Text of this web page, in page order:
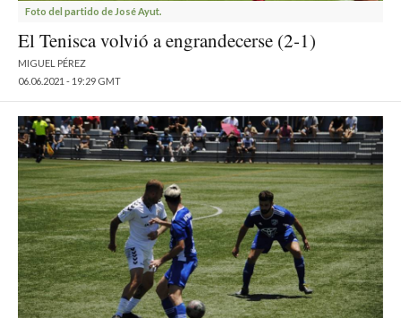
Foto del partido de José Ayut.
El Tenisca volvió a engrandecerse (2-1)
MIGUEL PÉREZ
06.06.2021 - 19:29 GMT